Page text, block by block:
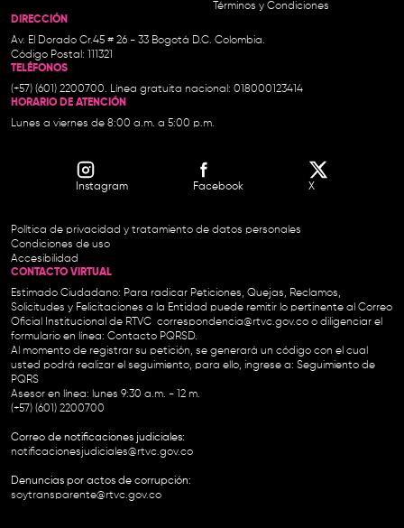
Términos y Condiciones
DIRECCIÓN
Av. El Dorado Cr.45 # 26 - 33 Bogotá D.C. Colombia.
Código Postal: 111321
TELÉFONOS
(+57) (601) 2200700. Línea gratuita nacional: 018000123414
HORARIO DE ATENCIÓN
Lunes a viernes de 8:00 a.m. a 5:00 p.m.
Instagram Facebook X
Política de privacidad y tratamiento de datos personales
Condiciones de uso
Accesibilidad
CONTACTO VIRTUAL
Estimado Ciudadano: Para radicar Peticiones, Quejas, Reclamos,
Solicitudes y Felicitaciones a la Entidad puede remitir lo pertinente al Correo
Oficial Institucional de RTVC correspondencia@rtvc.gov.co o diligenciar el
formulario en línea: Contacto PQRSD.
Al momento de registrar su petición, se generará un código con el cual
usted podrá realizar el seguimiento, para ello, ingrese a: Seguimiento de
PQRS
Asesor en línea: lunes 9:30 a.m. - 12 m.
(+57) (601) 2200700
Correo de notificaciones judiciales:
notificacionesjudiciales@rtvc.gov.co
Denuncias por actos de corrupción:
soytransparente@rtvc.gov.co